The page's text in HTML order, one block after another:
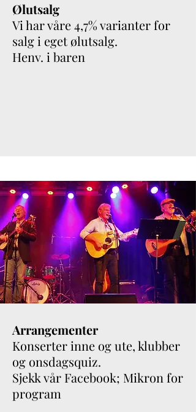
Ølutsalg
Vi har våre 4,7% varianter for
salg i eget ølutsalg.
Henv. i baren
Arrangementer
Konserter inne og ute, klubber
og onsdagsquiz.
Sjekk vår Facebook; Mikron for
program